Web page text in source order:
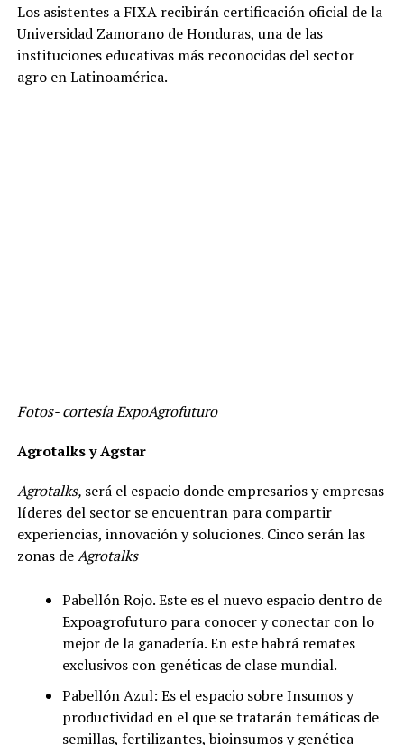
Los asistentes a FIXA recibirán certificación oficial de la
Universidad Zamorano de Honduras, una de las
instituciones educativas más reconocidas del sector
agro en Latinoamérica.
Fotos- cortesía ExpoAgrofuturo
Agrotalks y Agstar
Agrotalks, será el espacio donde empresarios y empresas
líderes del sector se encuentran para compartir
experiencias, innovación y soluciones. Cinco serán las
zonas deAgrotalks
Pabellón Rojo. Este es el nuevo espacio dentro de
Expoagrofuturo para conocer y conectar con lo
mejor de la ganadería. En este habrá remates
exclusivos con genéticas de clase mundial.
Pabellón Azul: Es el espacio sobre Insumos y
productividad en el que se tratarán temáticas de
semillas, fertilizantes, bioinsumos y genética